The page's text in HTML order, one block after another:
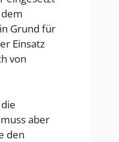
Grund für
Einsatz
von
aber
den